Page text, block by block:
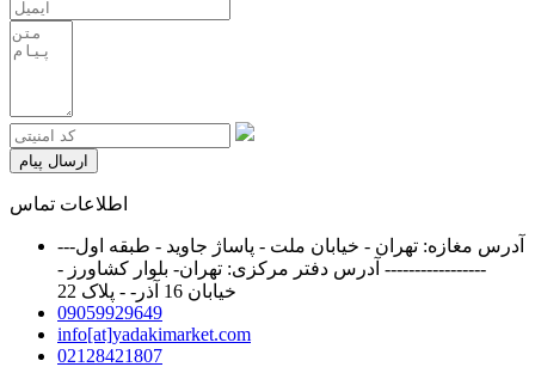
ارسال پیام
اطلاعات تماس
آدرس مغازه: تهران - خیابان ملت - پاساژ جاوید - طبقه اول---
----------------- آدرس دفتر مرکزی: تهران- بلوار کشاورز -
خیابان 16 آذر- - پلاک 22
09059929649
info[at]yadakimarket.com
02128421807